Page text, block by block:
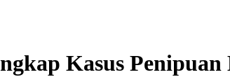
Kasus